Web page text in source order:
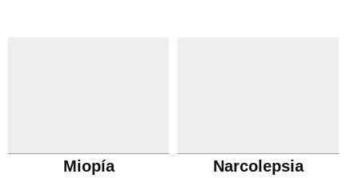
Miopía Narcolepsia